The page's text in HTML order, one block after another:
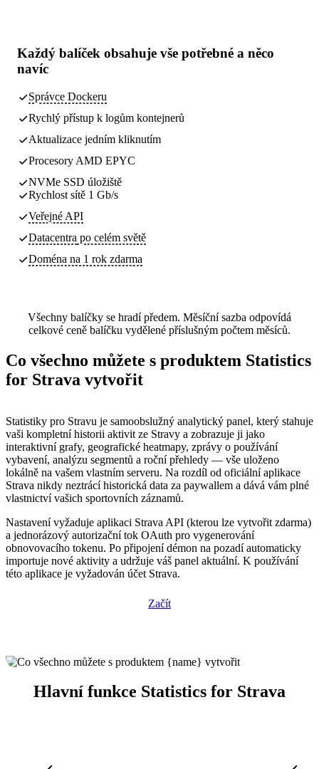
Každý balíček obsahuje vše potřebné a něco
navíc
Správce Dockeru
Rychlý přístup k logům kontejnerů
Aktualizace jedním kliknutím
Procesory AMD EPYC
NVMe SSD úložiště
Rychlost sítě 1 Gb/s
Veřejné API
Datacentra po celém světě
Doména na 1 rok zdarma
Všechny balíčky se hradí předem. Měsíční sazba odpovídá
celkové ceně balíčku vydělené příslušným počtem měsíců.
Co všechno můžete s produktem Statistics
for Strava vytvořit
Statistiky pro Stravu je samoobslužný analytický panel, který stahuje
vaši kompletní historii aktivit ze Stravy a zobrazuje ji jako
interaktivní grafy, geografické heatmapy, zprávy o používání
vybavení, analýzu segmentů a roční přehledy — vše uloženo
lokálně na vašem vlastním serveru. Na rozdíl od oficiální aplikace
Strava nikdy neztrácí historická data za paywallem a dává vám plné
vlastnictví vašich sportovních záznamů.
Nastavení vyžaduje aplikaci Strava API (kterou lze vytvořit zdarma)
a jednorázový autorizační tok OAuth pro vygenerování
obnovovacího tokenu. Po připojení démon na pozadí automaticky
importuje nové aktivity a udržuje váš panel aktuální. K používání
této aplikace je vyžadován účet Strava.
Začít
Hlavní funkce Statistics for Strava